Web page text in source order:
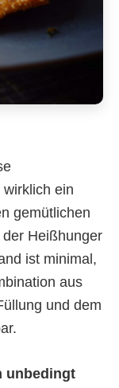
ein
gemütlichen
Heißhunger
ist minimal,
aus
und dem
unbedingt